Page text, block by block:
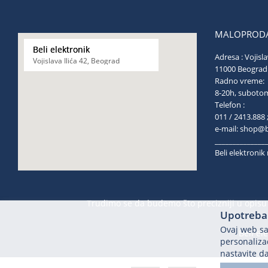
Beli elektronik
Vojislava Ilića 42, Beograd
Adresa :
11000
Radno vreme:
8-20h,
Telefon :
011 / 2413.888
e-mail:
Beli elektronik
Trudimo se da budemo što precizniji u
Beli
Ovaj web
nastavite